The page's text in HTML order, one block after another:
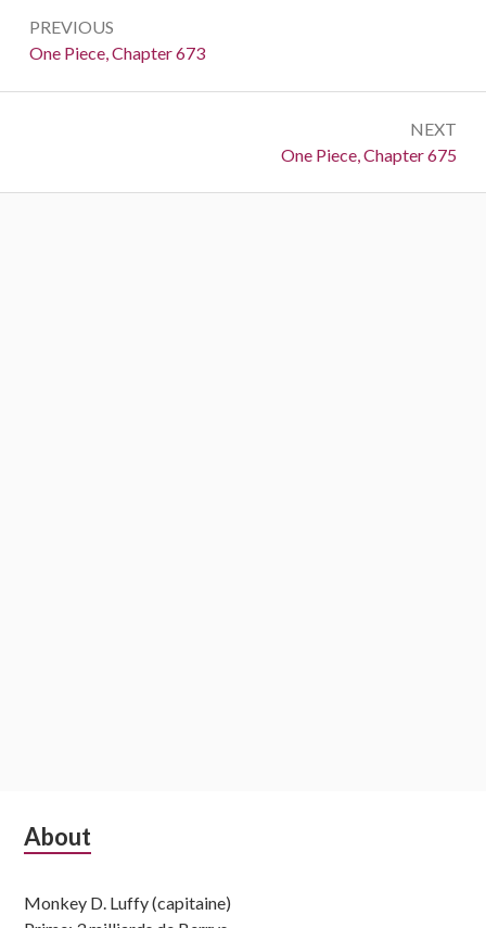
navigation
PREVIOUS
Previous:
One Piece, Chapter 673
NEXT
Next:
One Piece, Chapter 675
Subsidiary
About
Monkey D. Luffy (capitaine)